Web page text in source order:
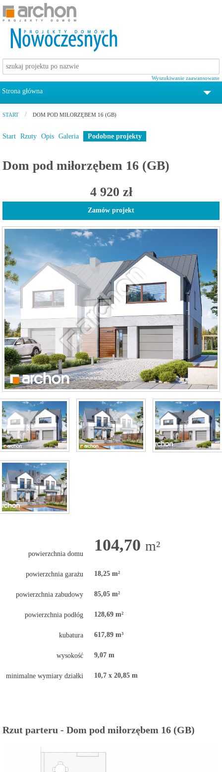
Wyszukiwanie zaawansowane
Strona główna
tel. 12 372 19 00
Projekty domów
START DOM POD MIŁORZĘBEM 16 (GB)
Start Rzuty Opis Galeria Podobne projekty
Dom pod miłorzębem 16 (GB)
4 920 zł
Zamów projekt
powierzchnia domu 104,70 m²
powierzchnia garażu 18,25 m²
powierzchnia zabudowy 85,05 m²
powierzchnia podłóg 128,69 m²
kubatura 617,89 m³
wysokość 9,07 m
minimalne wymiary działki 10,7 x 20,85 m
Rzut parteru - Dom pod miłorzębem 16 (GB)